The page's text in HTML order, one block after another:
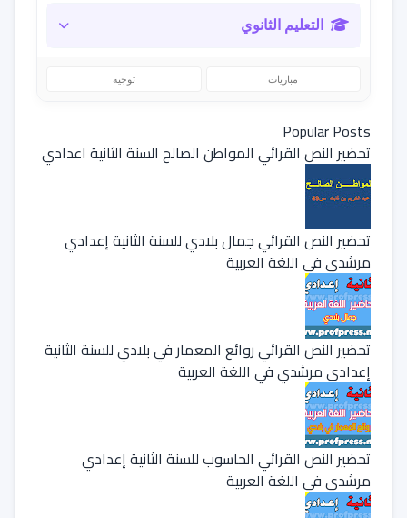
التعليم الثانوي
مباريات توجيه
Popular Posts
تحضير النص القرائي المواطن الصالح السنة الثانية اعدادي
تحضير النص القرائي جمال بلادي للسنة الثانية إعدادي
مرشدي في اللغة العربية
تحضير النص القرائي روائع المعمار في بلادي للسنة الثانية
إعدادي مرشدي في اللغة العربية
تحضير النص القرائي الحاسوب للسنة الثانية إعدادي
مرشدي في اللغة العربية